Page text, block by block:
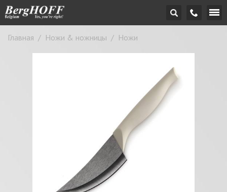
Главная / Ножи & ножницы / Ножи